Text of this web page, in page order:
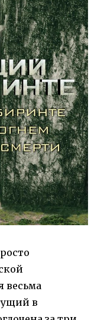
весьма
в